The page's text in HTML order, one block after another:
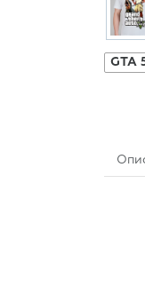
GTA